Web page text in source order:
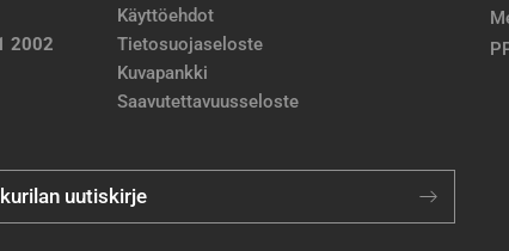
2002
Käyttöehdot
Tietosuojaseloste
Kuvapankki
Saavutettavuusseloste
uutiskirje